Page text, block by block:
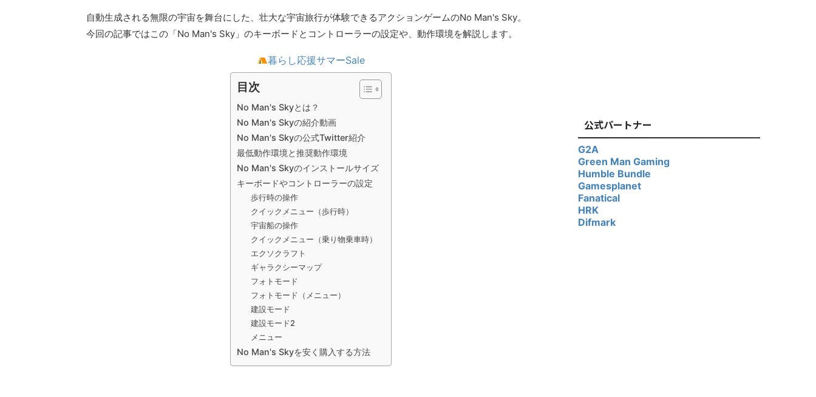
自動生成される無限の宇宙を舞台にした、壮大な宇宙旅行が体験できるアクションゲームのNo Man's Sky。
今回の記事ではこの「No Man's Sky」のキーボードとコントローラーの設定や、動作環境を解説します。
暮らし応援サマーSale
目次
No Man's Skyとは？
No Man's Skyの紹介動画
No Man's Skyの公式Twitter紹介
最低動作環境と推奨動作環境
No Man's Skyのインストールサイズ
キーボードやコントローラーの設定
歩行時の操作
クイックメニュー（歩行時）
宇宙船の操作
クイックメニュー（乗り物乗車時）
エクソクラフト
ギャラクシーマップ
フォトモード
フォトモード（メニュー）
建設モード
建設モード2
メニュー
No Man's Skyを安く購入する方法
公式パートナー
G2A
Green Man Gaming
Humble Bundle
Gamesplanet
Fanatical
HRK
Difmark